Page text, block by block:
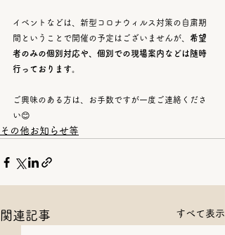
イベントなどは、新型コロナウィルス対策の自粛期
間ということで開催の予定はございませんが、 希望
者のみの個別対応や、個別での現場案内などは随時
行っております。
ご興味のある方は、お手数ですが一度ご連絡くださ
い😊
その他お知らせ等
関連記事 すべて表示